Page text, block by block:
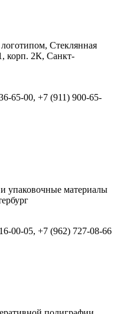
Стеклянная
корп. 2К, Санкт-
65-00, +7 (911) 900-65-
упаковочные материалы
00-05, +7 (962) 727-08-66